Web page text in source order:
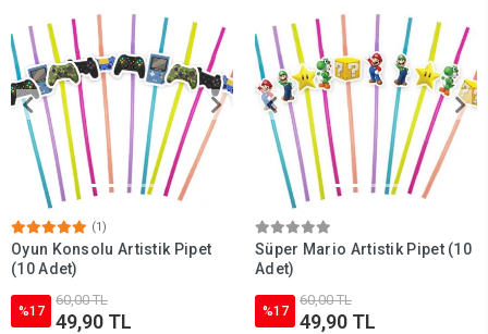
(1)
Oyun Konsolu Artistik Pipet
(10 Adet)
%17
60,00 TL
49,90 TL
Süper Mario Artistik Pipet (10
Adet)
%17
60,00 TL
49,90 TL